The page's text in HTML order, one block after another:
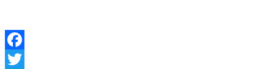
Facebook